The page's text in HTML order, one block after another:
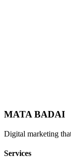
MATA BADAI
Digital marketing
Services